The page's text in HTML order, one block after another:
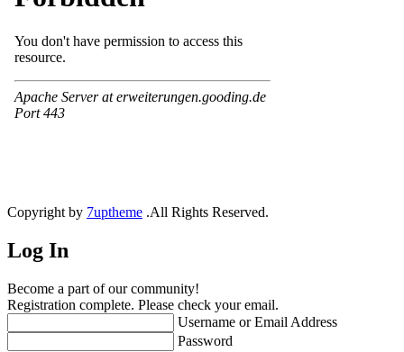
Copyright by 7uptheme .All Rights Reserved.
Log In
Become a part of our community!
Registration complete. Please check your email.
Username or Email Address
Password